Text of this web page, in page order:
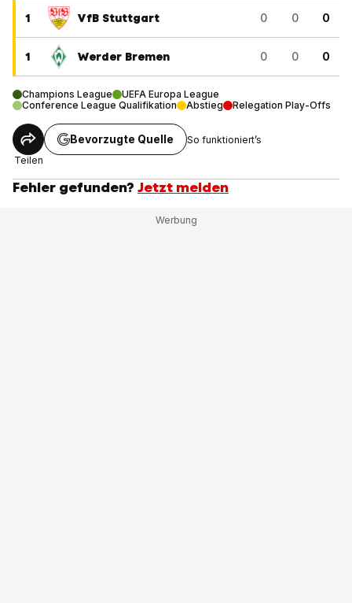
1 VfB Stuttgart 0 0 0
1 Werder Bremen 0 0 0
Champions League
UEFA Europa League
Conference League Qualifikation
Abstieg Relegation Play-Offs
Teilen
Bevorzugte Quelle So funktioniert’s
Fehler gefunden? Jetzt melden